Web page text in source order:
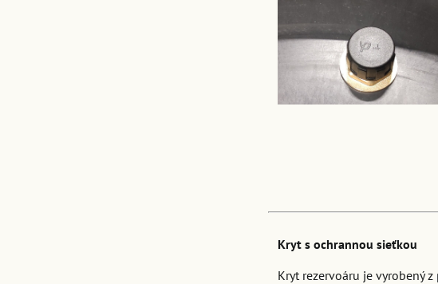
Kryt s ochrannou sieťkou
Kryt rezervoáru je vyrobený